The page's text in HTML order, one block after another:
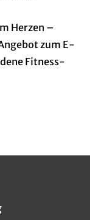
Herzen –
zum E-
Fitness-